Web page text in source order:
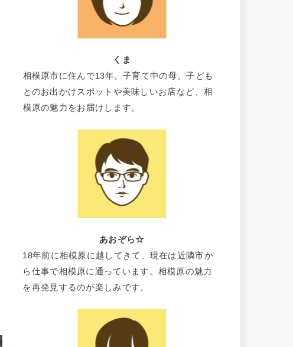
くま
相模原市に住んで13年。子育て中の母。子ども
とのお出かけスポットや美味しいお店など、相
模原の魅力をお届けします。
あおぞら☆
18年前に相模原に越してきて、現在は近隣市か
ら仕事で相模原に通っています。相模原の魅力
を再発見するのが楽しみです。